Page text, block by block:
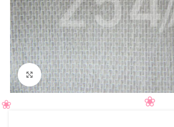
Нажмите, чтобы увеличить